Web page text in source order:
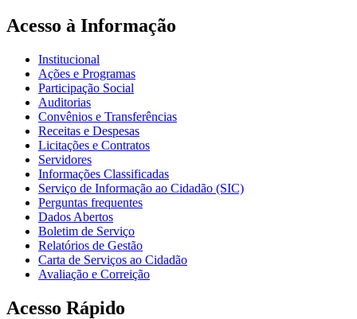
Acesso à Informação
Institucional
Ações e Programas
Participação Social
Auditorias
Convênios e Transferências
Receitas e Despesas
Licitações e Contratos
Servidores
Informações Classificadas
Serviço de Informação ao Cidadão (SIC)
Perguntas frequentes
Dados Abertos
Boletim de Serviço
Relatórios de Gestão
Carta de Serviços ao Cidadão
Avaliação e Correição
Acesso Rápido